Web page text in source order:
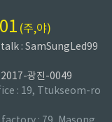
(주,야)
: SamSungLed99
2017-광진-0049
: 19, Ttukseom-ro